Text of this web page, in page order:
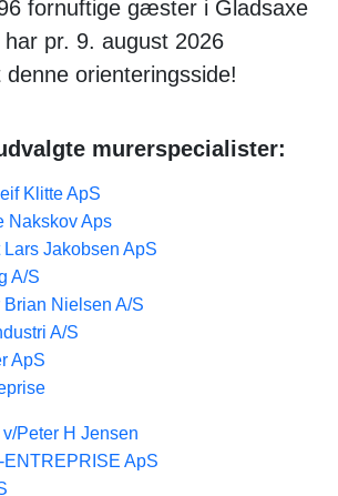
fornuftige gæster i Gladsaxe
har pr. 9. august 2026
denne orienteringsside!
murerspecialister:
Klitte ApS
Nakskov Aps
Lars Jakobsen ApS
A/S
Brian Nielsen A/S
A/S
ApS
Peter H Jensen
ENTREPRISE ApS